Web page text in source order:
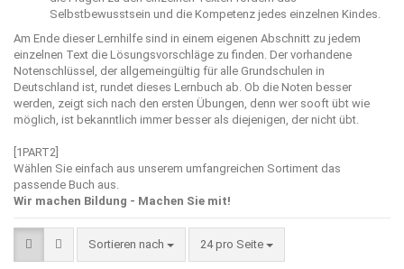
Selbstbewusstsein und die Kompetenz jedes einzelnen Kindes.
Am Ende dieser Lernhilfe sind in einem eigenen Abschnitt zu jedem
einzelnen Text die Lösungsvorschläge zu finden. Der vorhandene
Notenschlüssel, der allgemeingültig für alle Grundschulen in
Deutschland ist, rundet dieses Lernbuch ab. Ob die Noten besser
werden, zeigt sich nach den ersten Übungen, denn wer sooft übt wie
möglich, ist bekanntlich immer besser als diejenigen, der nicht übt.
[1PART2]
Wählen Sie einfach aus unserem umfangreichen Sortiment das
passende Buch aus.
Wir machen Bildung - Machen Sie mit!
Sortieren nach
Sortieren nach 24 pro Seite
pro Seite